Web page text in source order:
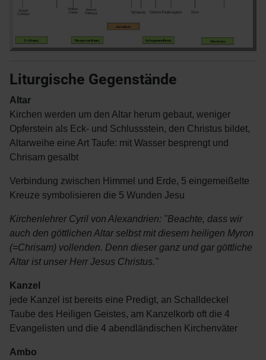
Liturgische Gegenstände
Altar
Kirchen werden um den Altar herum gebaut, weniger
Opferstein als Eck- und Schlussstein, den Christus bildet,
Altarweihe eine Art Taufe: mit Wasser besprengt und
Chrisam gesalbt
Verbindung zwischen Himmel und Erde, 5 eingemeißelte
Kreuze symbolisieren die 5 Wunden Jesu
Kirchenlehrer Cyril von Alexandrien: "Beachte, dass wir
auch den göttlichen Altar selbst mit diesem heiligen Myron
(=Chrisam) vollenden. Denn dieser ganz und gar göttliche
Altar ist unser Herr Jesus Christus."
Kanzel
jede Kanzel ist bereits eine Predigt, an Schalldeckel
Taube des Heiligen Geistes, am Kanzelkorb oft die 4
Evangelisten und die 4 abendländischen Kirchenväter
Ambo